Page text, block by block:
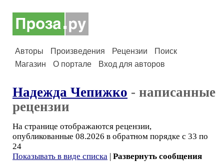
Авторы Произведения Рецензии
Поиск
Магазин
О портале Вход для авторов
Надежда Чепижко - написанные
рецензии
На странице отображаются рецензии,
опубликованные 08.2026 в обратном порядке с 33 по
24
Показывать в виде списка | Развернуть сообщения